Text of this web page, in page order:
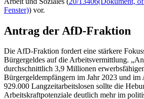
Fenster)) vor.
Antrag der AfD-Fraktion
Die AfD-Fraktion fordert eine stärkere
Bürgergeldes auf die Arbeitsvermittlung.
durchschnittlich 3,9 Millionen
Bürgergeldempfängern im Jahr 2023 und im
929.000 Langzeitarbeitslosen sollte die
Arbeitskraftpotenziale deutlich mehr im